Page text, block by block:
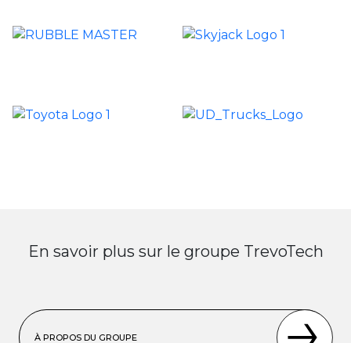
En savoir plus sur le groupe TrevoTech
À PROPOS DU GROUPE